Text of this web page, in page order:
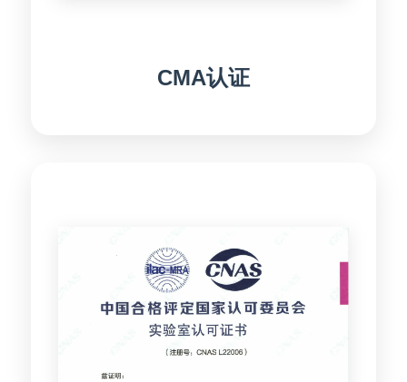
CMA认证